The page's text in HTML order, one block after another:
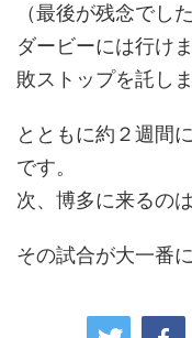
（最後が残念でし
ダービーには行け
敗ストップを託しま
とともに約２週間
です。
次、博多に来るの
その試合が大一番